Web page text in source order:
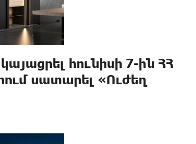
հունիսի 7-ին ՀՀ
սատարել «Ուժեղ